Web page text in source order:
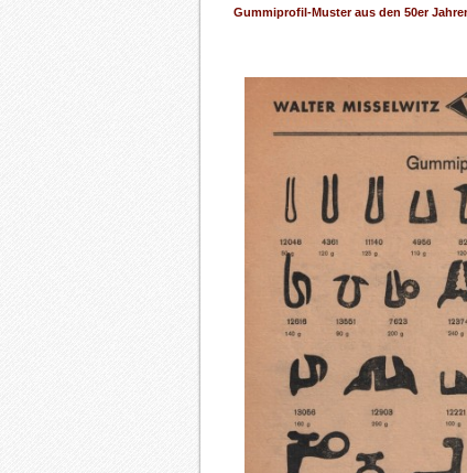
Gummiprofil-Muster aus den 50er